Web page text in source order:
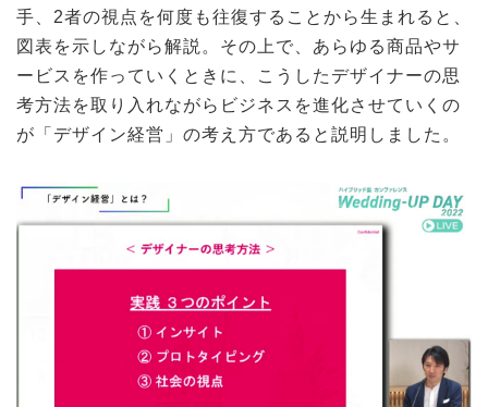
手、2者の視点を何度も往復することから生まれると、
図表を示しながら解説。その上で、あらゆる商品やサ
ービスを作っていくときに、こうしたデザイナーの思
考方法を取り入れながらビジネスを進化させていくの
が「デザイン経営」の考え方であると説明しました。